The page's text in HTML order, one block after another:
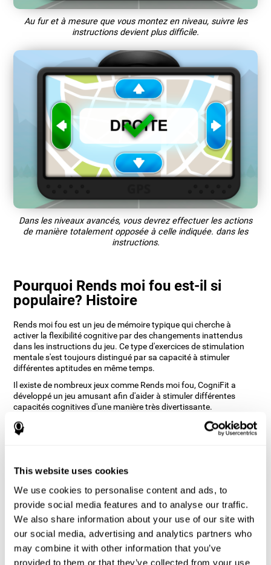
This website uses cookies
We use cookies to personalise content and ads, to
provide social media features and to analyse our traffic.
We also share information about your use of our site with
our social media, advertising and analytics partners who
may combine it with other information that you’ve
provided to them or that they’ve collected from your use
Au fur et à mesure que vous montez en niveau, suivre les
instructions devient plus difficile.
Dans les niveaux avancés, vous devrez effectuer les actions
de manière totalement opposée à celle indiquée. dans les
instructions.
Pourquoi Rends moi fou est-il si
populaire? Histoire
Rends moi fou est un jeu de mémoire typique qui cherche à
activer la flexibilité cognitive par des changements inattendus
dans les instructions du jeu. Ce type d'exercices de stimulation
mentale s'est toujours distingué par sa capacité à stimuler
différentes aptitudes en même temps.
Il existe de nombreux jeux comme Rends moi fou, CogniFit a
développé un jeu amusant afin d'aider à stimuler différentes
capacités cognitives d'une manière très divertissante.
Comment le jeu d'esprit "Rends moi
fou" améliore-t-il mes compétences
CogniFit, vous stimulez un schéma d'activation neuronale
spécifique. La répétition et l'entraînement continus de ce schéma
peuvent aider à créer de nouvelles synapses et à réorganiser les
circuits neuronaux et à récupérer les fonctions cognitives
affaiblies ou endommagées.
Le jeu Rends moi fou permet d'exercer la planification et la
mémoire visuelle. La stimulation constante de ces compétences